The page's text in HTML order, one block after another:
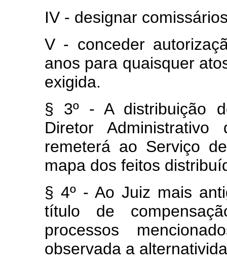
IV - designar
V - conceder
anos para quaisquer
exigida.
§ 3º - A distribuição
Diretor
remeterá ao Serviço
mapa dos feitos
§ 4º - Ao Juiz mais
título de
processos
observada a